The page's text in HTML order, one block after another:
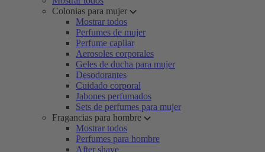
Colonias para mujer
Mostrar todos
Perfumes de mujer
Perfume capilar
Aerosoles corporales
Geles de ducha para mujer
Desodorantes
Cuidado corporal
Jabones perfumados
Sets de perfumes para mujer
Fragancias para hombre
Mostrar todos
Perfumes para hombre
After shave